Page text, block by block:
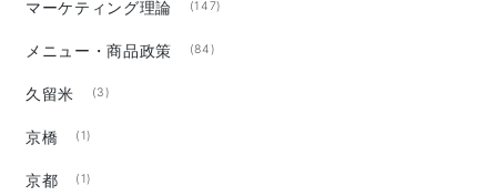
マーケティング理論 (147)
メニュー・商品政策 (84)
久留米 (3)
京橋 (1)
京都 (1)